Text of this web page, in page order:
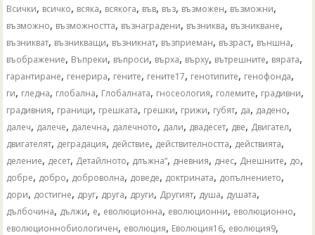
Всички, всичко, всяка, всякога, във, въз, възможен, възможни,
възможно, възможността, възнаградени, възниква, възникване,
възникват, възникващи, възникнат, възприеман, възраст, външна,
въображение, Въпреки, въпроси, върха, върху, вътрешните, вярата,
гарантиране, генерира, гените, гените17, генотипите, генофонда,
ги, гледна, глобална, Глобалната, гносеология, големите, градивни,
градивния, граници, грешката, грешки, грижи, губят, да, дадено,
далеч, далече, далечна, далечното, дали, двадесет, две, Двигател,
двигателят, деградация, действие, действителността, действията,
деление, десет, Детайлното, длъжна“, дневния, днес, Днешните, до,
добре, добро, доброволна, доведе, доктрината, допълнението,
дори, достигне, друг, друга, други, Другият, душа, душата,
дълбочина, дължи, е, еволюционна, еволюционни, еволюционно,
еволюционнобиологичен, еволюция, Еволюция16, еволюция9,